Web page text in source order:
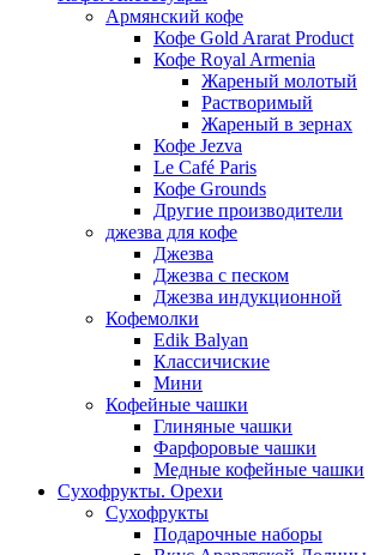
Армянский кофе
Кофе Gold Ararat Product
Кофе Royal Armenia
Жареный молотый
Растворимый
Жареный в зернах
Кофе Jezva
Le Café Paris
Кофе Grounds
Другие производители
джезва для кофе
Джезва
Джезва с песком
Джезва индукционной
Кофемолки
Edik Balyan
Классичиские
Мини
Кофейные чашки
Глиняные чашки
Фарфоровые чашки
Медные кофейные чашки
Сухофрукты. Орехи
Сухофрукты
Подарочные наборы